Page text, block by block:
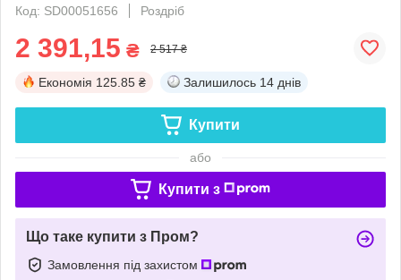
Код: SD00051656
Роздріб
2 391,15 ₴ 2 517 ₴
Економія 125.85 ₴ Залишилось 14 днів
Купити
або
Купити з
Що таке купити з Пром?
Замовлення під захистом